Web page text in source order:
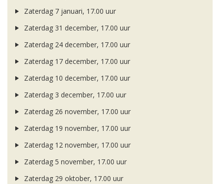
Zaterdag 7 januari, 17.00 uur
Zaterdag 31 december, 17.00 uur
Zaterdag 24 december, 17.00 uur
Zaterdag 17 december, 17.00 uur
Zaterdag 10 december, 17.00 uur
Zaterdag 3 december, 17.00 uur
Zaterdag 26 november, 17.00 uur
Zaterdag 19 november, 17.00 uur
Zaterdag 12 november, 17.00 uur
Zaterdag 5 november, 17.00 uur
Zaterdag 29 oktober, 17.00 uur